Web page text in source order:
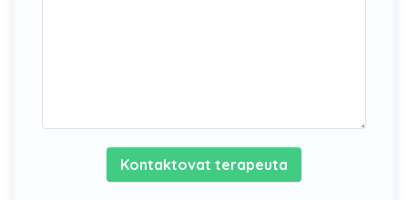
Kontaktovat terapeuta